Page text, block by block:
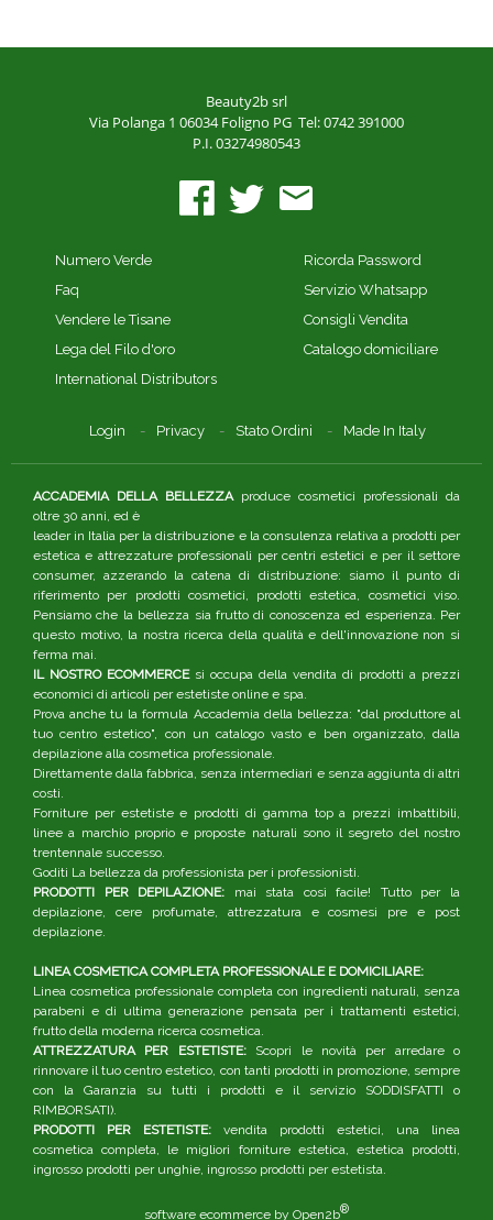
Beauty2b srl
Via Polanga 1 06034 Foligno PG Tel: 0742 391000
P.I. 03274980543
Numero Verde
Faq
Vendere le Tisane
Lega del Filo d'oro
International Distributors
Ricorda Password
Servizio Whatsapp
Consigli Vendita
Catalogo domiciliare
Login Privacy Stato Ordini Made In Italy
ACCADEMIA DELLA BELLEZZAproduce cosmetici professionali da
oltre 30 anni, ed è
leader in Italia per la distribuzione e la consulenza relativa a prodotti per
estetica e attrezzature professionali per centri estetici e per il settore
consumer, azzerando la catena di distribuzione: siamo il punto di
riferimento per prodotti cosmetici, prodotti estetica, cosmetici viso.
Pensiamo che la bellezza sia frutto di conoscenza ed esperienza. Per
questo motivo, la nostra ricerca della qualità e dell'innovazione non si
ferma mai.
IL NOSTRO ECOMMERCEsi occupa della vendita di prodotti a prezzi
economici di articoli per estetiste online e spa.
Prova anche tu la formula Accademia della bellezza: "dal produttore al
tuo centro estetico", con un catalogo vasto e ben organizzato, dalla
depilazione alla cosmetica professionale.
Direttamente dalla fabbrica, senza intermediari e senza aggiunta di altri
costi.
Forniture per estetiste e prodotti di gamma top a prezzi imbattibili,
linee a marchio proprio e proposte naturali sono il segreto del nostro
trentennale successo.
Goditi La bellezza da professionista per i professionisti.
PRODOTTI PER DEPILAZIONE: mai stata così facile! Tutto per la
depilazione, cere profumate, attrezzatura e cosmesi pre e post
depilazione.
LINEA COSMETICA COMPLETA PROFESSIONALE E DOMICILIARE:
Linea cosmetica professionale completa con ingredienti naturali, senza
parabeni e di ultima generazione pensata per i trattamenti estetici,
frutto della moderna ricerca cosmetica.
ATTREZZATURA PER ESTETISTE:Scopri le novità per arredare o
rinnovare il tuo centro estetico, con tanti prodotti in promozione, sempre
con la Garanzia su tutti i prodotti e il servizio SODDISFATTI o
RIMBORSATI).
PRODOTTI PER ESTETISTE: vendita prodotti estetici, una linea
cosmetica completa, le migliori forniture estetica, estetica prodotti,
ingrosso prodotti per unghie, ingrosso prodotti per estetista.
software ecommerce by Open2b®